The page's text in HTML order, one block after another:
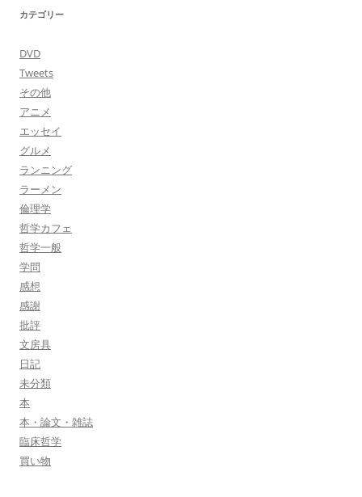
カテゴリー
DVD
Tweets
その他
アニメ
エッセイ
グルメ
ランニング
ラーメン
倫理学
哲学カフェ
哲学一般
学問
感想
感謝
批評
文房具
日記
未分類
本
本・論文・雑誌
臨床哲学
買い物